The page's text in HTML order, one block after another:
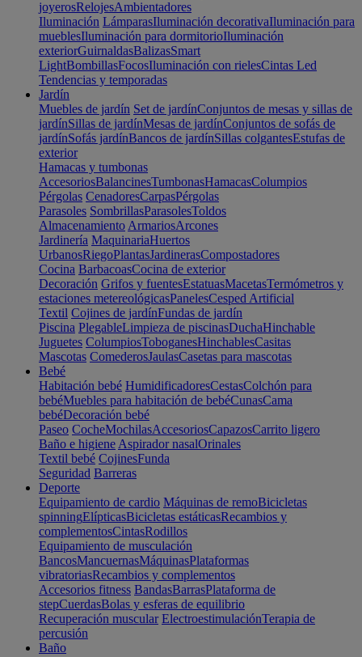
joyerosRelojesAmbientadores
Iluminación LámparasIluminación decorativaIluminación para
mueblesIluminación para dormitorioIluminación
exteriorGuirnaldasBalizasSmart
LightBombillasFocosIluminación con rielesCintas Led
Tendencias y temporadas
Jardín
Muebles de jardín Set de jardínConjuntos de mesas y sillas de
jardínSillas de jardínMesas de jardínConjuntos de sofás de
jardínSofás jardínBancos de jardínSillas colgantesEstufas de
exterior
Hamacas y tumbonas
AccesoriosBalancinesTumbonasHamacasColumpios
Pérgolas CenadoresCarpasPérgolas
Parasoles SombrillasParasolesToldos
Almacenamiento ArmariosArcones
Jardinería MaquinariaHuertos
UrbanosRiegoPlantasJardinerasCompostadores
Cocina BarbacoasCocina de exterior
Decoración Grifos y fuentesEstatuasMacetasTermómetros y
estaciones metereológicasPanelesCesped Artificial
Textil Cojines de jardínFundas de jardín
Piscina PlegableLimpieza de piscinasDuchaHinchable
Juguetes ColumpiosToboganesHinchablesCasitas
Mascotas ComederosJaulasCasetas para mascotas
Bebé
Habitación bebé HumidificadoresCestasColchón para
bebéMuebles para habitación de bebéCunasCama
bebéDecoración bebé
Paseo CocheMochilasAccesoriosCapazosCarrito ligero
Baño e higiene Aspirador nasalOrinales
Textil bebé CojinesFunda
Seguridad Barreras
Deporte
Equipamiento de cardio Máquinas de remoBicicletas
spinningElípticasBicicletas estáticasRecambios y
complementosCintasRodillos
Equipamiento de musculación
BancosMancuernasMáquinasPlataformas
vibratoriasRecambios y complementos
Accesorios fitness BandasBarrasPlataforma de
stepCuerdasBolas y esferas de equilibrio
Recuperación muscular ElectroestimulaciónTerapia de
percusión
Baño